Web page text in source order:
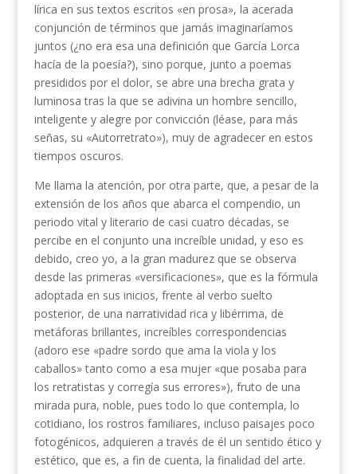
lírica en sus textos escritos «en prosa», la acerada
conjunción de términos que jamás imaginaríamos
juntos (¿no era esa una definición que García Lorca
hacía de la poesía?), sino porque, junto a poemas
presididos por el dolor, se abre una brecha grata y
luminosa tras la que se adivina un hombre sencillo,
inteligente y alegre por convicción (léase, para más
señas, su «Autorretrato»), muy de agradecer en estos
tiempos oscuros.
Me llama la atención, por otra parte, que, a pesar de la
extensión de los años que abarca el compendio, un
periodo vital y literario de casi cuatro décadas, se
percibe en el conjunto una increíble unidad, y eso es
debido, creo yo, a la gran madurez que se observa
desde las primeras «versificaciones», que es la fórmula
adoptada en sus inicios, frente al verbo suelto
posterior, de una narratividad rica y libérrima, de
metáforas brillantes, increíbles correspondencias
(adoro ese «padre sordo que ama la viola y los
caballos» tanto como a esa mujer «que posaba para
los retratistas y corregía sus errores»), fruto de una
mirada pura, noble, pues todo lo que contempla, lo
cotidiano, los rostros familiares, incluso paisajes poco
fotogénicos, adquieren a través de él un sentido ético y
estético, que es, a fin de cuenta, la finalidad del arte.